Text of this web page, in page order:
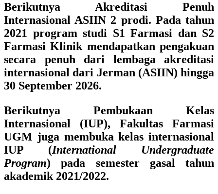
Berikutnya Akreditasi Penuh
Internasional ASIIN 2 prodi. Pada tahun
2021 program studi S1 Farmasi dan S2
Farmasi Klinik mendapatkan pengakuan
secara penuh dari lembaga akreditasi
internasional dari Jerman (ASIIN) hingga
30 September 2026.
Berikutnya Pembukaan Kelas
Internasional (IUP), Fakultas Farmasi
UGM juga membuka kelas internasional
IUP (International Undergraduate
Program) pada semester gasal tahun
akademik 2021/2022.